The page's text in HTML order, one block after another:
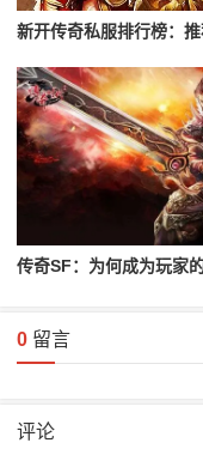
0 留言
评论